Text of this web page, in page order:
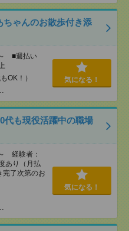
ちゃんのお散歩付き添
■週払い
OK！）
気になる！
代も現役活躍中の職場
経験者：
あり（月払
了次第のお
気になる！